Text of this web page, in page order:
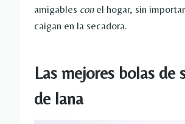
amigables conel hogar, sin
caigan en la secadora.
Las mejores bolas de
de lana